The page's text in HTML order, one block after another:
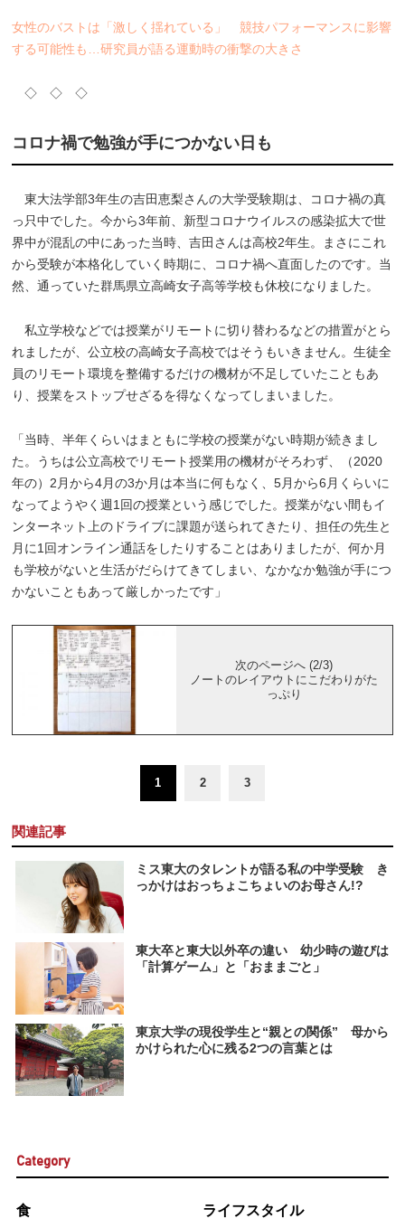
女性のバストは「激しく揺れている」 競技パフォーマンスに影響
する可能性も…研究員が語る運動時の衝撃の大きさ
◇ ◇ ◇
コロナ禍で勉強が手につかない日も
東大法学部3年生の吉田恵梨さんの大学受験期は、コロナ禍の真
っ只中でした。今から3年前、新型コロナウイルスの感染拡大で世
界中が混乱の中にあった当時、吉田さんは高校2年生。まさにこれ
から受験が本格化していく時期に、コロナ禍へ直面したのです。当
然、通っていた群馬県立高崎女子高等学校も休校になりました。
私立学校などでは授業がリモートに切り替わるなどの措置がとら
れましたが、公立校の高崎女子高校ではそうもいきません。生徒全
員のリモート環境を整備するだけの機材が不足していたこともあ
り、授業をストップせざるを得なくなってしまいました。
「当時、半年くらいはまともに学校の授業がない時期が続きまし
た。うちは公立高校でリモート授業用の機材がそろわず、（2020
年の）2月から4月の3か月は本当に何もなく、5月から6月くらいに
なってようやく週1回の授業という感じでした。授業がない間もイ
ンターネット上のドライブに課題が送られてきたり、担任の先生と
月に1回オンライン通話をしたりすることはありましたが、何か月
も学校がないと生活がだらけてきてしまい、なかなか勉強が手につ
かないこともあって厳しかったです」
次のページへ (2/3)
ノートのレイアウトにこだわりがた
っぷり
1 2 3
関連記事
ミス東大のタレントが語る私の中学受験 き
っかけはおっちょこちょいのお母さん!?
東大卒と東大以外卒の違い 幼少時の遊びは
「計算ゲーム」と「おままごと」
東京大学の現役学生と“親との関係” 母から
かけられた心に残る2つの言葉とは
Category
食 ライフスタイル